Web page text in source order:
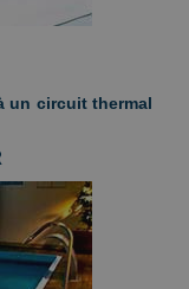
un circuit thermal